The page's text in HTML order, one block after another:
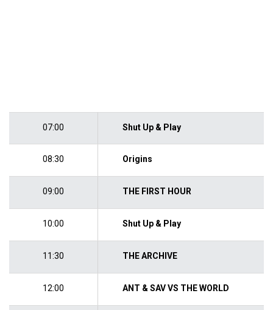
07:00 Shut Up & Play
08:30 Origins
09:00 THE FIRST HOUR
10:00 Shut Up & Play
11:30 THE ARCHIVE
12:00 ANT & SAV VS THE WORLD